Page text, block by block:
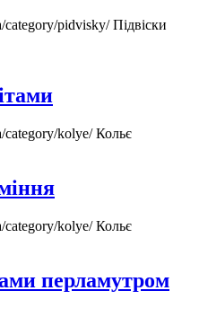
category/pidvisky/Підвіски
category/kolye/Кольє
category/kolye/Кольє
перламутром